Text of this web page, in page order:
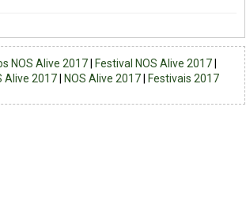
NOS Alive 2017 Festival NOS Alive 2017
Alive 2017
NOS Alive 2017 Festivais 2017